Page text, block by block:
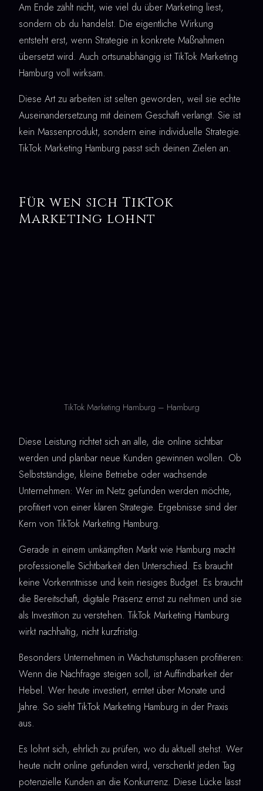
Am Ende zählt nicht, wie viel du über Marketing liest,
sondern ob du handelst. Die eigentliche Wirkung
entsteht erst, wenn Strategie in konkrete Maßnahmen
übersetzt wird. Auch ortsunabhängig ist TikTok Marketing
Hamburg voll wirksam.
Diese Art zu arbeiten ist selten geworden, weil sie echte
Auseinandersetzung mit deinem Geschäft verlangt. Sie ist
kein Massenprodukt, sondern eine individuelle Strategie.
TikTok Marketing Hamburg passt sich deinen Zielen an.
Für wen sich TikTok
Marketing lohnt
TikTok Marketing Hamburg – Hamburg
Diese Leistung richtet sich an alle, die online sichtbar
werden und planbar neue Kunden gewinnen wollen. Ob
Selbstständige, kleine Betriebe oder wachsende
Unternehmen: Wer im Netz gefunden werden möchte,
profitiert von einer klaren Strategie. Ergebnisse sind der
Kern von TikTok Marketing Hamburg.
Gerade in einem umkämpften Markt wie Hamburg macht
professionelle Sichtbarkeit den Unterschied. Es braucht
keine Vorkenntnisse und kein riesiges Budget. Es braucht
die Bereitschaft, digitale Präsenz ernst zu nehmen und sie
als Investition zu verstehen. TikTok Marketing Hamburg
wirkt nachhaltig, nicht kurzfristig.
Besonders Unternehmen in Wachstumsphasen profitieren:
Wenn die Nachfrage steigen soll, ist Auffindbarkeit der
Hebel. Wer heute investiert, erntet über Monate und
Jahre. So sieht TikTok Marketing Hamburg in der Praxis
aus.
Es lohnt sich, ehrlich zu prüfen, wo du aktuell stehst. Wer
heute nicht online gefunden wird, verschenkt jeden Tag
potenzielle Kunden an die Konkurrenz. Diese Lücke lässt